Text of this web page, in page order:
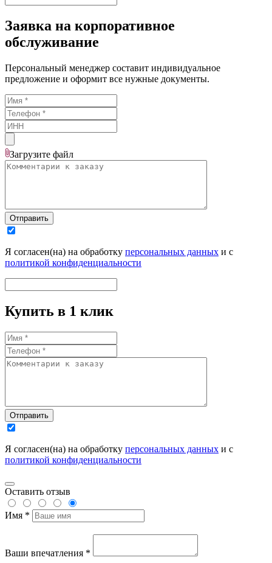
Заявка на корпоративное
обслуживание
Персональный менеджер составит индивидуальное
предложение и оформит все нужные документы.
Загрузите файл
Отправить
Я согласен(на) на обработку персональных данных и с
политикой конфиденциальности
Купить в 1 клик
Отправить
Я согласен(на) на обработку персональных данных и с
политикой конфиденциальности
Оставить отзыв
Имя *
Ваши впечатления *